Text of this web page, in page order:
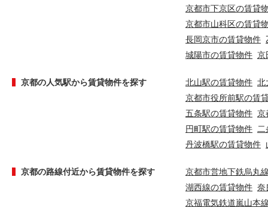
京都市下京区の賃貸
京都市山科区の賃貸
長岡京市の賃貸物件
城陽市の賃貸物件 京
京都の人気駅から賃貸物件を探す 北山駅の賃貸物件 北
京都市役所前駅の賃
五条駅の賃貸物件 京
円町駅の賃貸物件
丹波橋駅の賃貸物件
京都の路線付近から賃貸物件を探す
京都市営地下鉄烏丸
湖西線の賃貸物件 奈
京福電気鉄道嵐山本